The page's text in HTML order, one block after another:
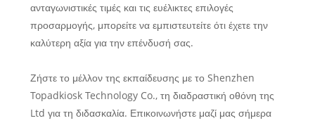
ανταγωνιστικές τιμές και τις ευέλικτες επιλογές
προσαρμογής, μπορείτε να εμπιστευτείτε ότι έχετε την
καλύτερη αξία για την επένδυσή σας.
Ζήστε το μέλλον της εκπαίδευσης με το Shenzhen
Topadkiosk Technology Co., τη διαδραστική οθόνη της
Ltd για τη διδασκαλία. Επικοινωνήστε μαζί μας σήμερα